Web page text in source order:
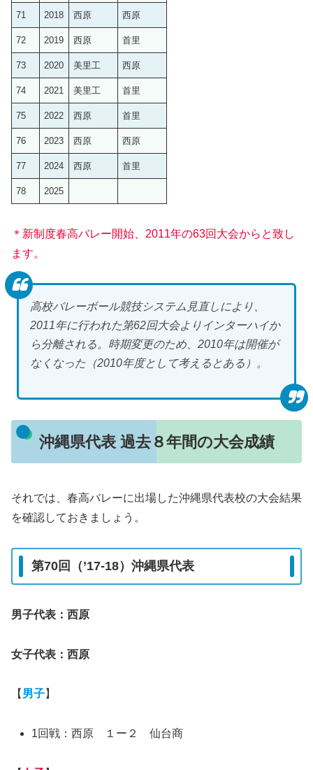
71 2018 西原 西原
72 2019 西原 首里
73 2020 美里工 西原
74 2021 美里工 首里
75 2022 西原 首里
76 2023 西原 西原
77 2024 西原 首里
78 2025
＊新制度春高バレー開始、2011年の63回大会からと致し
ます。
高校バレーボール競技システム見直しにより、
2011年に行われた第62回大会よりインターハイか
ら分離される。時期変更のため、2010年は開催が
なくなった（2010年度として考えるとある）。
沖縄県代表 過去８年間の大会成績
それでは、春高バレーに出場した沖縄県代表校の大会結果
を確認しておきましょう。
第70回（’17-18）沖縄県代表
男子代表：西原
女子代表：西原
【 男子】
1回戦：西原 １ー２ 仙台商